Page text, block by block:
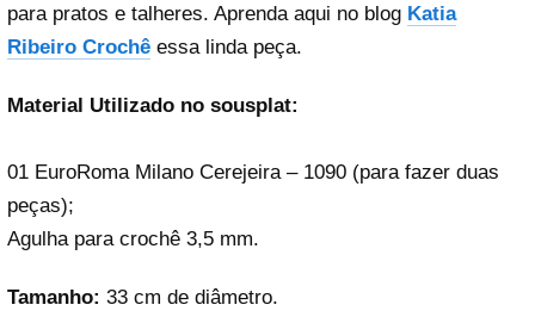
para pratos e talheres. Aprenda aqui no blog Katia
Ribeiro Crochê essa linda peça.
Material Utilizado no sousplat:
01 EuroRoma Milano Cerejeira – 1090 (para fazer duas
peças);
Agulha para crochê 3,5 mm.
Tamanho: 33 cm de diâmetro.